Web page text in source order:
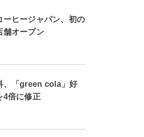
ーヒージャパン、初の
舗オープン
、「green cola」好
倍に修正